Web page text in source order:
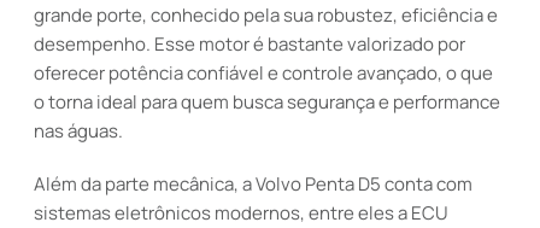
grande porte, conhecido pela sua robustez, eficiência e
desempenho. Esse motor é bastante valorizado por
oferecer potência confiável e controle avançado, o que
o torna ideal para quem busca segurança e performance
nas águas.
Além da parte mecânica, a Volvo Penta D5 conta com
sistemas eletrônicos modernos, entre eles a ECU